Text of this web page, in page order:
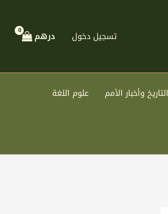
تسجيل دخول درهم
التاريخ وأخبار الأمم علوم اللغة